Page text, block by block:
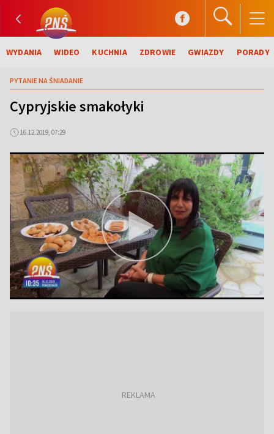
WYDANIA WIDEO KUCHNIA ZDROWIE GWIAZDY PORADY
PYTANIE NA ŚNIADANIE
Cypryjskie smakołyki
16.12.2019, 07:29